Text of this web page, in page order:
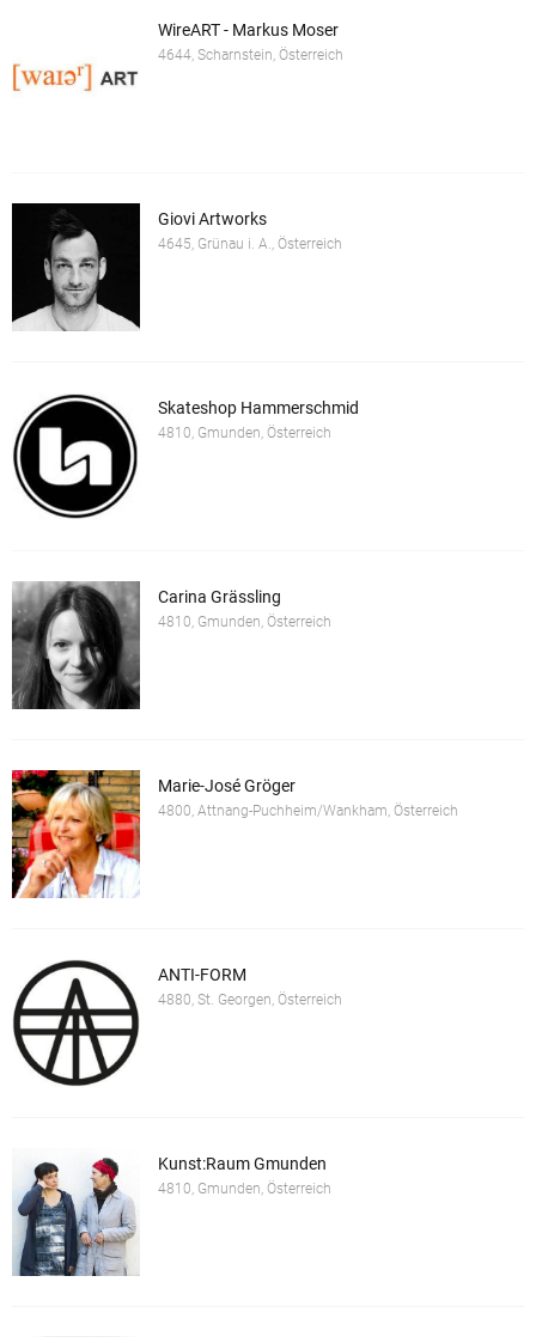
WireART - Markus Moser
4644, Scharnstein, Österreich
Giovi Artworks
4645, Grünau i. A., Österreich
Skateshop Hammerschmid
4810, Gmunden, Österreich
Carina Grässling
4810, Gmunden, Österreich
Marie-José Gröger
4800, Attnang-Puchheim/Wankham, Österreich
ANTI-FORM
4880, St. Georgen, Österreich
Kunst:Raum Gmunden
4810, Gmunden, Österreich